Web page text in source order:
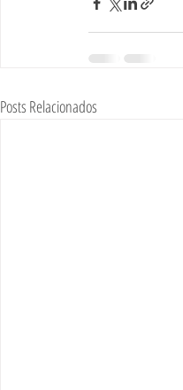
Posts Relacionados